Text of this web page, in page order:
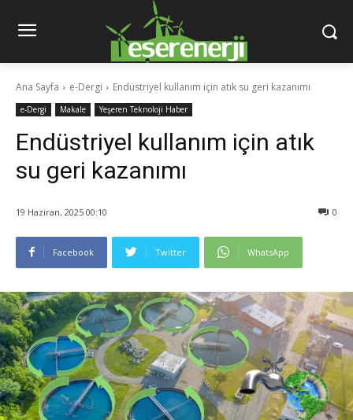
Ana Sayfa e-Dergi Endüstriyel kullanım için atık su geri kazanımı
e-Dergi Makale Yeşeren Teknoloji Haber
Endüstriyel kullanım için atık
su geri kazanımı
19 Haziran, 2025 00:10 0
Facebook Twitter WhatsApp